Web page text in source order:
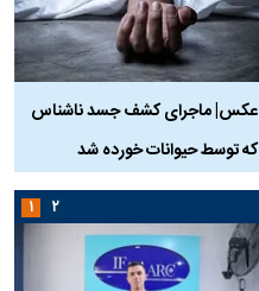
عکس| ماجرای کشف جسد ناشناس
که توسط حیوانات خورده شد
۱ ۲